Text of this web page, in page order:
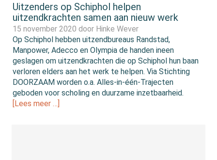
Uitzenders op Schiphol helpen
uitzendkrachten samen aan nieuw werk
15 november 2020 door Hinke Wever
Op Schiphol hebben uitzendbureaus Randstad,
Manpower, Adecco en Olympia de handen ineen
geslagen om uitzendkrachten die op Schiphol hun baan
verloren elders aan het werk te helpen. Via Stichting
DOORZAAM worden o.a. Alles-in-één-Trajecten
geboden voor scholing en duurzame inzetbaarheid.
[Lees meer …]